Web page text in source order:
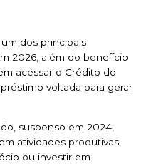
dos principais
2026, além do benefício
acessar o Crédito do
voltada para gerar
suspenso em 2024,
atividades produtivas,
ou investir em